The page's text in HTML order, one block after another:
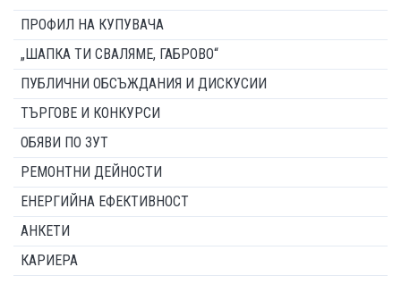
ПРОФИЛ НА КУПУВАЧА
„ШАПКА ТИ СВАЛЯМЕ, ГАБРОВО“
ПУБЛИЧНИ ОБСЪЖДАНИЯ И ДИСКУСИИ
ТЪРГОВЕ И КОНКУРСИ
ОБЯВИ ПО ЗУТ
РЕМОНТНИ ДЕЙНОСТИ
ЕНЕРГИЙНА ЕФЕКТИВНОСТ
АНКЕТИ
КАРИЕРА